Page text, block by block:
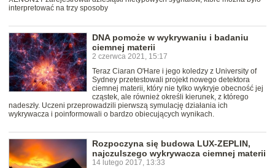
interpretować na trzy sposoby
DNA pomoże w wykrywaniu i badaniu
ciemnej materii
2 czerwca 2021, 15:17
Teraz Ciaran O'Hare i jego koledzy z University of
Sydney przetestowali projekt nowego detektora
ciemnej materii, który nie tylko wykryje obecność jej
cząstek, ale również określi kierunek, z którego
nadeszły. Uczeni przeprowadzili pierwszą symulację działania ich
wykrywacza i poinformowali o bardzo obiecujących wynikach.
Rozpoczyna się budowa LUX-ZEPLIN,
najczulszego wykrywacza ciemnej materii
14 lutego 2017, 13:33